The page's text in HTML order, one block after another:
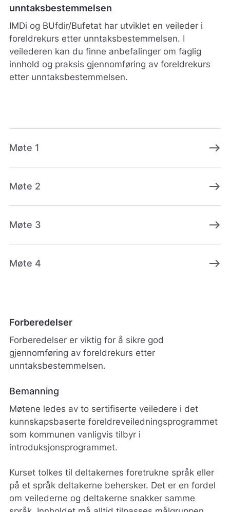
unntaksbestemmelsen
IMDi og BUfdir/Bufetat har utviklet en veileder i
foreldrekurs etter unntaksbestemmelsen. I
veilederen kan du finne anbefalinger om faglig
innhold og praksis gjennomføring av foreldrekurs
etter unntaksbestemmelsen.
Møte 1 east
Møte 2 east
Møte 3 east
Møte 4 east
Forberedelser
Forberedelser er viktig for å sikre god
gjennomføring av foreldrekurs etter
unntaksbestemmelsen.
Bemanning
Møtene ledes av to sertifiserte veiledere i det
kunnskapsbaserte foreldreveiledningsprogrammet
som kommunen vanligvis tilbyr i
introduksjonsprogrammet.
Kurset tolkes til deltakernes foretrukne språk eller
på et språk deltakerne behersker. Det er en fordel
om veilederne og deltakerne snakker samme